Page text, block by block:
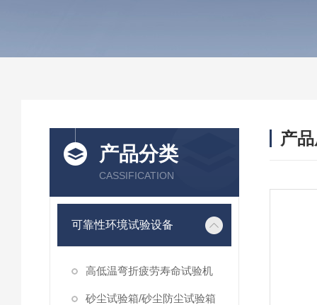
产品分类
CASSIFICATION
可靠性环境试验设备
高低温弯折疲劳寿命试验机
砂尘试验箱/砂尘防尘试验箱
产